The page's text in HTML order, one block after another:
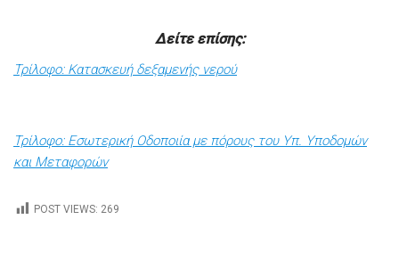
Δείτε επίσης:
Τρίλοφο: Κατασκευή δεξαμενής νερού
Τρίλοφο: Εσωτερική Οδοποιία με πόρους του Υπ. Υποδομών
και Μεταφορών
POST VIEWS: 269